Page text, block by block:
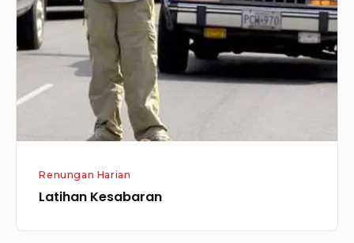
Renungan Harian
Latihan Kesabaran